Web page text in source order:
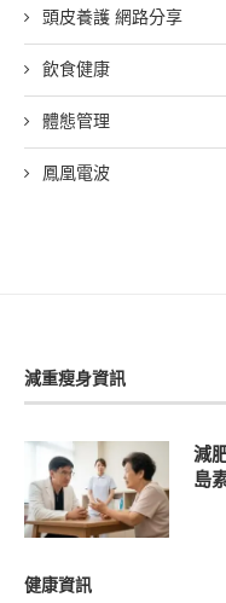
頭皮養護 網路分享
飲食健康
體態管理
鳳凰電波
減重瘦身資訊
減
島
健康資訊